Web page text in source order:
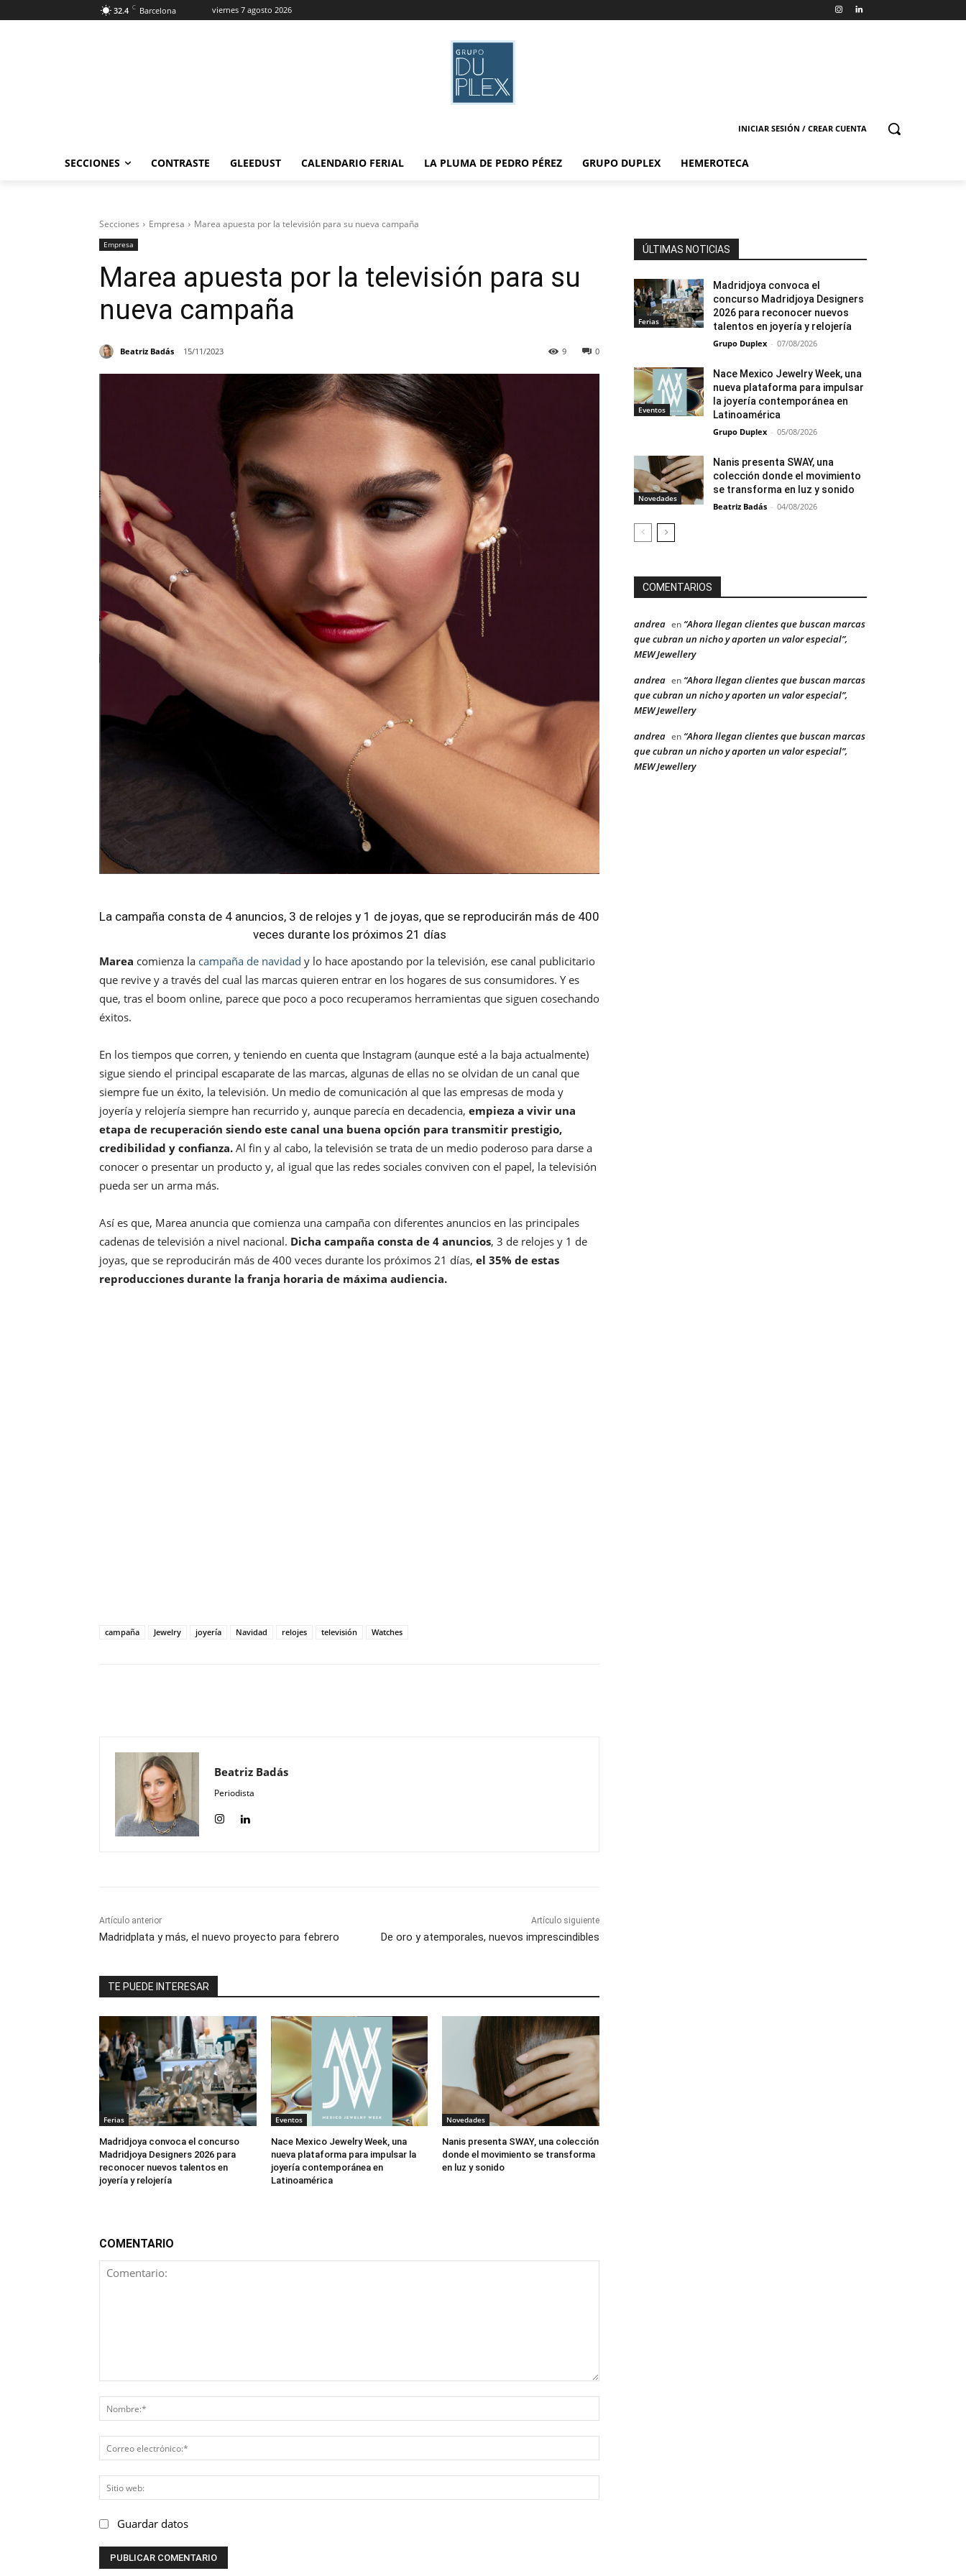
32.4 C Barcelona viernes 7 agosto 2026
INICIAR SESIÓN / CREAR CUENTA
SECCIONES CONTRASTE GLEEDUST CALENDARIO FERIAL LA PLUMA DE PEDRO PÉREZ GRUPO DUPLEX HEMEROTECA
Secciones Empresa Marea apuesta por la televisión para su nueva campaña
Empresa
Marea apuesta por la televisión para su
nueva campaña
Beatriz Badás 15/11/2023 0
9
La campaña consta de 4 anuncios, 3 de relojes y 1 de joyas, que se reproducirán más de 400
veces durante los próximos 21 días
Marea comienza la campaña de navidad y lo hace apostando por la televisión, ese canal publicitario
que revive y a través del cual las marcas quieren entrar en los hogares de sus consumidores. Y es
que, tras el boom online, parece que poco a poco recuperamos herramientas que siguen cosechando
éxitos.
En los tiempos que corren, y teniendo en cuenta que Instagram (aunque esté a la baja actualmente)
sigue siendo el principal escaparate de las marcas, algunas de ellas no se olvidan de un canal que
siempre fue un éxito, la televisión. Un medio de comunicación al que las empresas de moda y
joyería y relojería siempre han recurrido y, aunque parecía en decadencia, empieza a vivir una
etapa de recuperación siendo este canal una buena opción para transmitir prestigio,
credibilidad y confianza. Al fin y al cabo, la televisión se trata de un medio poderoso para darse a
conocer o presentar un producto y, al igual que las redes sociales conviven con el papel, la televisión
pueda ser un arma más.
Así es que, Marea anuncia que comienza una campaña con diferentes anuncios en las principales
cadenas de televisión a nivel nacional. Dicha campaña consta de 4 anuncios, 3 de relojes y 1 de
joyas, que se reproducirán más de 400 veces durante los próximos 21 días, el 35% de estas
reproducciones durante la franja horaria de máxima audiencia.
campaña Jewelry joyería Navidad relojes televisión Watches
Beatriz Badás
Periodista
Artículo anterior
Madridplata y más, el nuevo proyecto para febrero
Artículo siguiente
De oro y atemporales, nuevos imprescindibles
TE PUEDE INTERESAR
Ferias
Madridjoya convoca el concurso
Madridjoya Designers 2026 para
reconocer nuevos talentos en
joyería y relojería
Eventos
Nace Mexico Jewelry Week, una
nueva plataforma para impulsar la
joyería contemporánea en
Latinoamérica
Novedades
Nanis presenta SWAY, una colección
donde el movimiento se transforma
en luz y sonido
COMENTARIO
electrónico:*
web:
Guardar datos
ÚLTIMAS NOTICIAS
Ferias
Madridjoya convoca el
concurso Madridjoya Designers
2026 para reconocer nuevos
talentos en joyería y relojería
Grupo Duplex - 07/08/2026
Eventos
Nace Mexico Jewelry Week, una
nueva plataforma para impulsar
la joyería contemporánea en
Latinoamérica
Grupo Duplex - 05/08/2026
Novedades
Nanis presenta SWAY, una
colección donde el movimiento
se transforma en luz y sonido
Beatriz Badás - 04/08/2026
COMENTARIOS
andrea en “Ahora llegan clientes que buscan marcas
que cubran un nicho y aporten un valor especial”,
MEW Jewellery
andrea en “Ahora llegan clientes que buscan marcas
que cubran un nicho y aporten un valor especial”,
MEW Jewellery
andrea en “Ahora llegan clientes que buscan marcas
que cubran un nicho y aporten un valor especial”,
MEW Jewellery